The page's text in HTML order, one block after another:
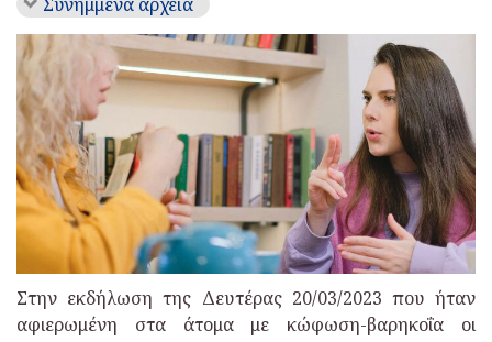
Στην εκδήλωση της Δευτέρας 20/03/2023 που ήταν
αφιερωμένη στα άτομα με κώφωση-βαρηκοΐα οι